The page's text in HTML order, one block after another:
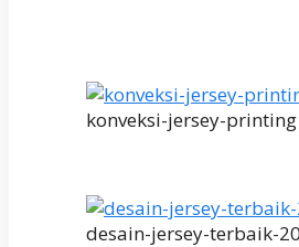
konveksi-jersey-printing
desain-jersey-terbaik-